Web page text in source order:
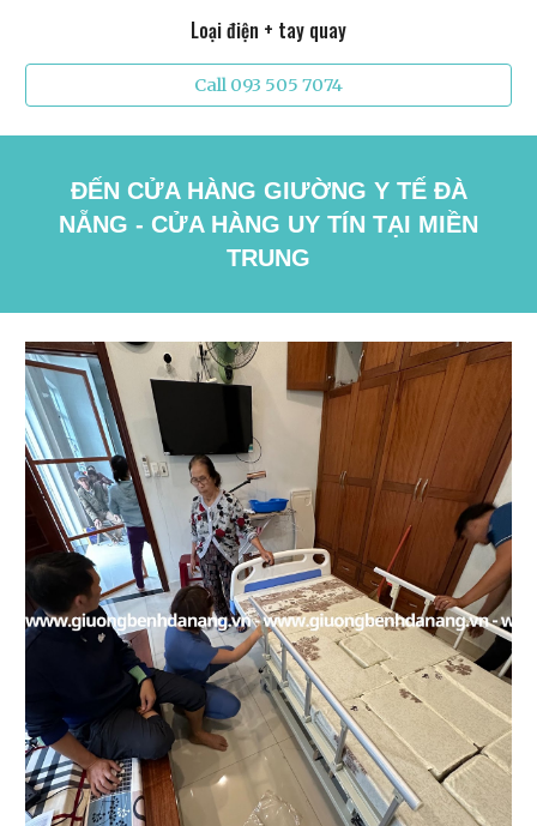
Loại điện + tay quay
Call 093 505 7074
ĐẾN CỬA HÀNG GIƯỜNG Y TẾ ĐÀ
NẴNG - CỬA HÀNG UY TÍN TẠI MIỀN
TRUNG